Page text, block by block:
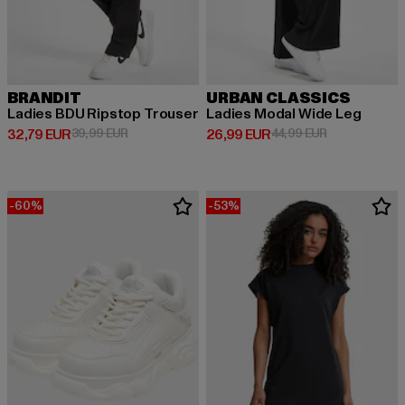
BRANDIT
Ladies BDU Ripstop Trouser
32,79 EUR
Derzeitiger Preis: 32,79 EUR
39,99 EURAktionspreis: 39,99 EUR
URBAN CLASSICS
Ladies Modal Wide Leg
26,99 EUR
Derzeitiger Preis: 26,99 EUR
44,99 EURAktionspreis:
-60% -53%